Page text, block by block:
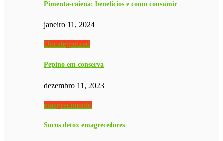
Pimenta-caiena: benefícios e como consumir
janeiro 11, 2024
Uncategorized
Pepino em conserva
dezembro 11, 2023
emagrecimento
Sucos detox emagrecedores